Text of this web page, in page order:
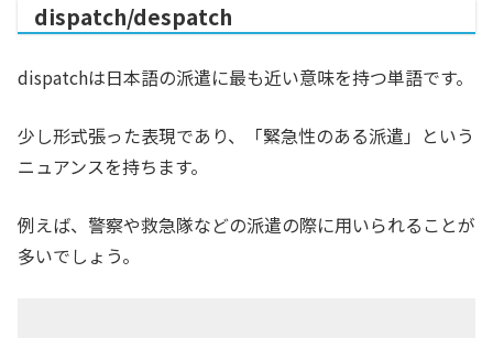
dispatch/despatch
dispatchは日本語の派遣に最も近い意味を持つ単語です。
少し形式張った表現であり、「緊急性のある派遣」という
ニュアンスを持ちます。
例えば、警察や救急隊などの派遣の際に用いられることが
多いでしょう。